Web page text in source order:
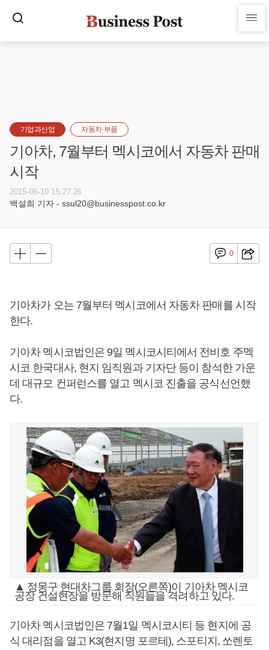
기업과산업 자동차·부품
기아차, 7월부터 멕시코에서 자동차 판매
시작
2015-06-10 15:27:26
백설희 기자 - ssul20@businesspost.co.kr
0
기아차가 오는 7월부터 멕시코에서 자동차 판매를 시작
한다.
기아차 멕시코법인은 9일 멕시코시티에서 전비호 주멕
시코 한국대사, 현지 임직원과 기자단 등이 참석한 가운
데 대규모 컨퍼런스를 열고 멕시코 진출을 공식선언했
다.
▲ 정몽구 현대차그룹 회장(오른쪽)이 기아차 멕시코
공장 건설현장을 방문해 직원들을 격려하고 있다.
기아차 멕시코법인은 7월1일 멕시코시티 등 현지에 공
식 대리점을 열고 K3(현지명 포르테), 스포티지, 쏘렌토